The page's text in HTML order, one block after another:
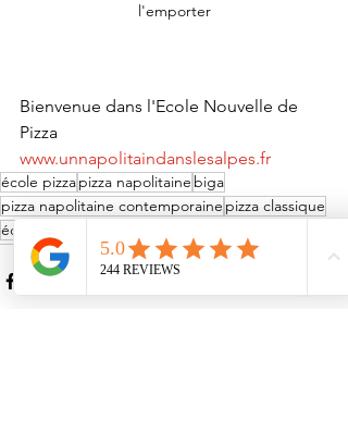
l'emporter
Bienvenue dans l'Ecole Nouvelle de
Pizza
www.unnapolitaindanslesalpes.fr
école pizzapizza napolitaine biga
pizza napolitaine contemporainepizza classique
école pizza napolitaine